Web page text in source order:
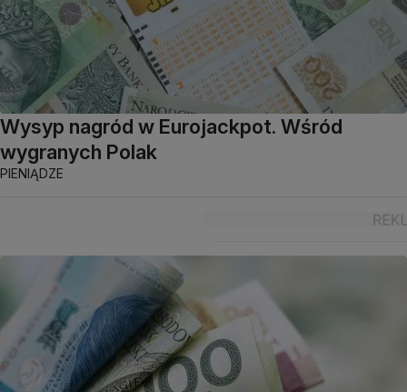
Wysyp nagród w Eurojackpot. Wśród
wygranych Polak
PIENIĄDZE